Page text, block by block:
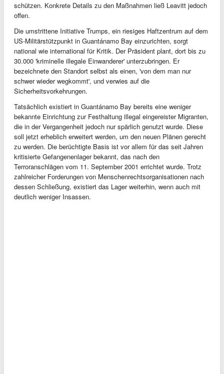
schützen. Konkrete Details zu den Maßnahmen ließ Leavitt jedoch
offen.
Die umstrittene Initiative Trumps, ein riesiges Haftzentrum auf dem
US-Militärstützpunkt in Guantánamo Bay einzurichten, sorgt
national wie international für Kritik. Der Präsident plant, dort bis zu
30.000 'kriminelle illegale Einwanderer' unterzubringen. Er
bezeichnete den Standort selbst als einen, 'von dem man nur
schwer wieder wegkommt', und verwies auf die
Sicherheitsvorkehrungen.
Tatsächlich existiert in Guantánamo Bay bereits eine weniger
bekannte Einrichtung zur Festhaltung illegal eingereister Migranten,
die in der Vergangenheit jedoch nur spärlich genutzt wurde. Diese
soll jetzt erheblich erweitert werden, um den neuen Plänen gerecht
zu werden. Die berüchtigte Basis ist vor allem für das seit Jahren
kritisierte Gefangenenlager bekannt, das nach den
Terroranschlägen vom 11. September 2001 errichtet wurde. Trotz
zahlreicher Forderungen von Menschenrechtsorganisationen nach
dessen Schließung, existiert das Lager weiterhin, wenn auch mit
deutlich weniger Insassen.